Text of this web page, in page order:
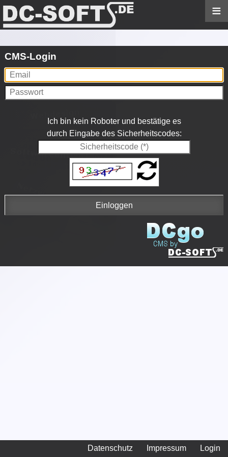
Datenschutz Impressum Login
≡
CMS-Login
Ich bin kein Roboter und bestätige es
durch Eingabe des Sicherheitscodes: